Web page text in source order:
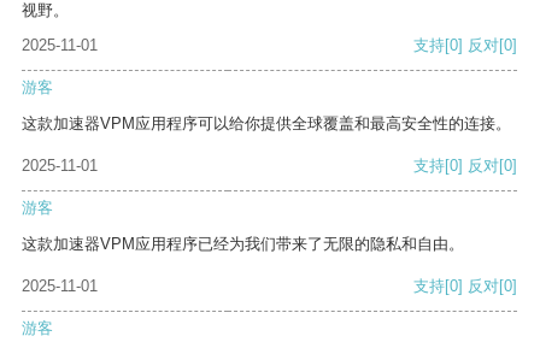
视野。
2025-11-01
支持[0] 反对[0]
游客
这款加速器VPM应用程序可以给你提供全球覆盖和最高安全性的连接。
2025-11-01 支持[0] 反对[0]
游客
这款加速器VPM应用程序已经为我们带来了无限的隐私和自由。
2025-11-01 支持[0] 反对[0]
游客